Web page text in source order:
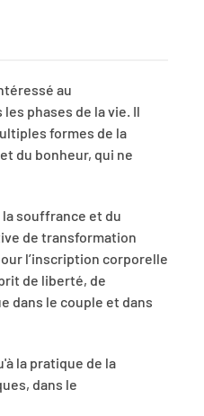
au
phases de la vie. Il
formes de la
du bonheur, qui ne
souffrance et du
de transformation
l’inscription corporelle
de liberté, de
dans le couple et dans
la pratique de la
dans le